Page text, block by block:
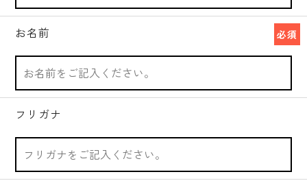
お名前 必須
フリガナ